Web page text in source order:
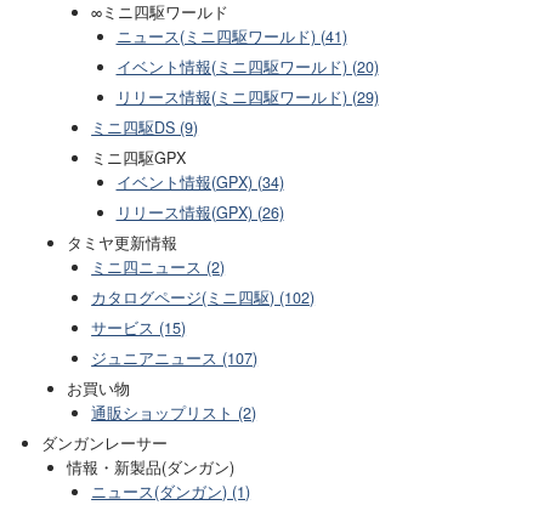
∞ミニ四駆ワールド
ニュース(ミニ四駆ワールド) (41)
イベント情報(ミニ四駆ワールド) (20)
リリース情報(ミニ四駆ワールド) (29)
ミニ四駆DS (9)
ミニ四駆GPX
イベント情報(GPX) (34)
リリース情報(GPX) (26)
タミヤ更新情報
ミニ四ニュース (2)
カタログページ(ミニ四駆) (102)
サービス (15)
ジュニアニュース (107)
お買い物
通販ショップリスト (2)
ダンガンレーサー
情報・新製品(ダンガン)
ニュース(ダンガン) (1)